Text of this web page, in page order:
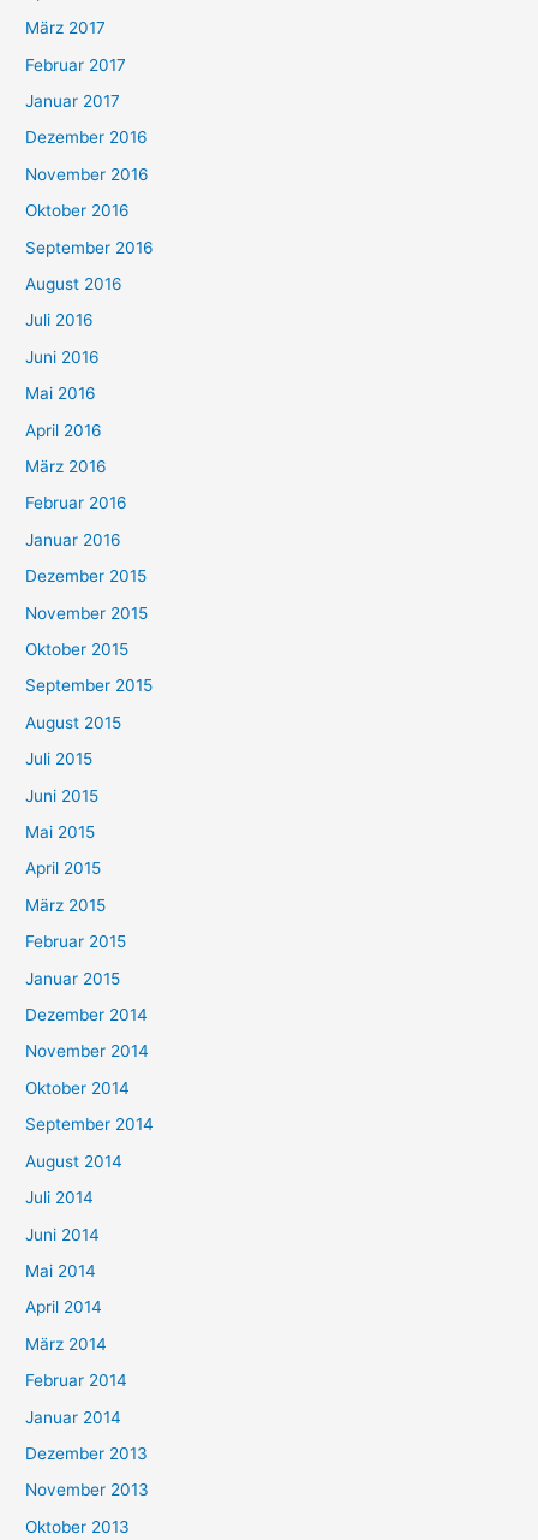
März 2017
Februar 2017
Januar 2017
Dezember 2016
November 2016
Oktober 2016
September 2016
August 2016
Juli 2016
Juni 2016
Mai 2016
April 2016
März 2016
Februar 2016
Januar 2016
Dezember 2015
November 2015
Oktober 2015
September 2015
August 2015
Juli 2015
Juni 2015
Mai 2015
April 2015
März 2015
Februar 2015
Januar 2015
Dezember 2014
November 2014
Oktober 2014
September 2014
August 2014
Juli 2014
Juni 2014
Mai 2014
April 2014
März 2014
Februar 2014
Januar 2014
Dezember 2013
November 2013
Oktober 2013